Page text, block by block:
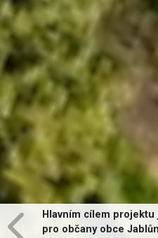
Hlavním cílem
pro občany obce